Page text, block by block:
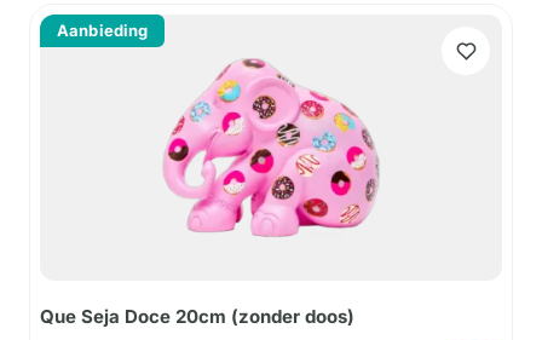
Aanbieding
Que Seja Doce 20cm (zonder doos)